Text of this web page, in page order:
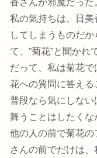
私の気持ちは、日
してしまうものだ
て、”菊花”と聞かれ
だって、私は菊花
花への質問に答える
普段なら気にしな
舞うことはしたくな
他の人の前で菊花
さんの前でだけは